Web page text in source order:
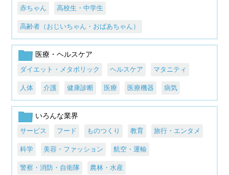
赤ちゃん 高校生・中学生
高齢者（おじいちゃん・おばあちゃん）
医療・ヘルスケア
ダイエット・メタボリック ヘルスケア マタニティ
人体 介護 健康診断 医療 医療機器 病気
いろんな業界
サービス フード ものつくり 教育 旅行・エンタメ
科学 美容・ファッション 航空・運輸
警察・消防・自衛隊 農林・水産